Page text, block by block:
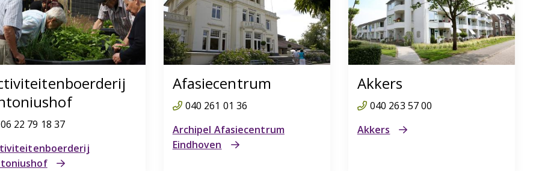
06 22 79 18 37
Afasiecentrum
040 261 01 36
Archipel Afasiecentrum
Eindhoven
Akkers
040 263 57 00
Akkers